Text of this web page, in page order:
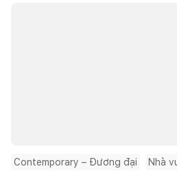
Contemporary – Đương đại Nhà